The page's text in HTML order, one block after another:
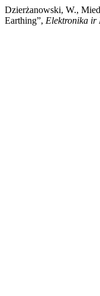
Dzierżanowski, W.,
Earthing”, Elektronika ir